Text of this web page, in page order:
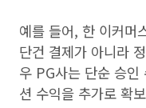
예를 들어, 한 이커머
단건 결제가 아니라
우 PG사는 단순 승
션 수익을 추가로 확